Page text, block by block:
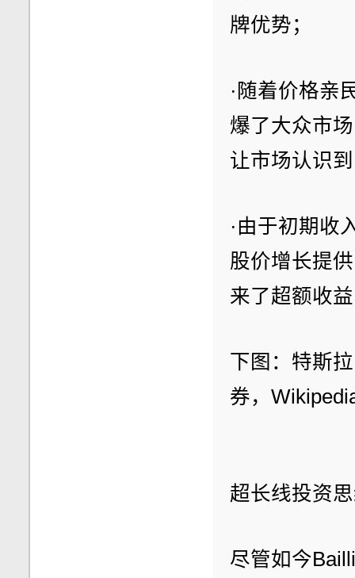
牌优势；
·随着价格亲
爆了大众市
让市场认识
·由于初期收
股价增长提
来了超额收
下图：特斯
券，
超长线投资
尽管如今